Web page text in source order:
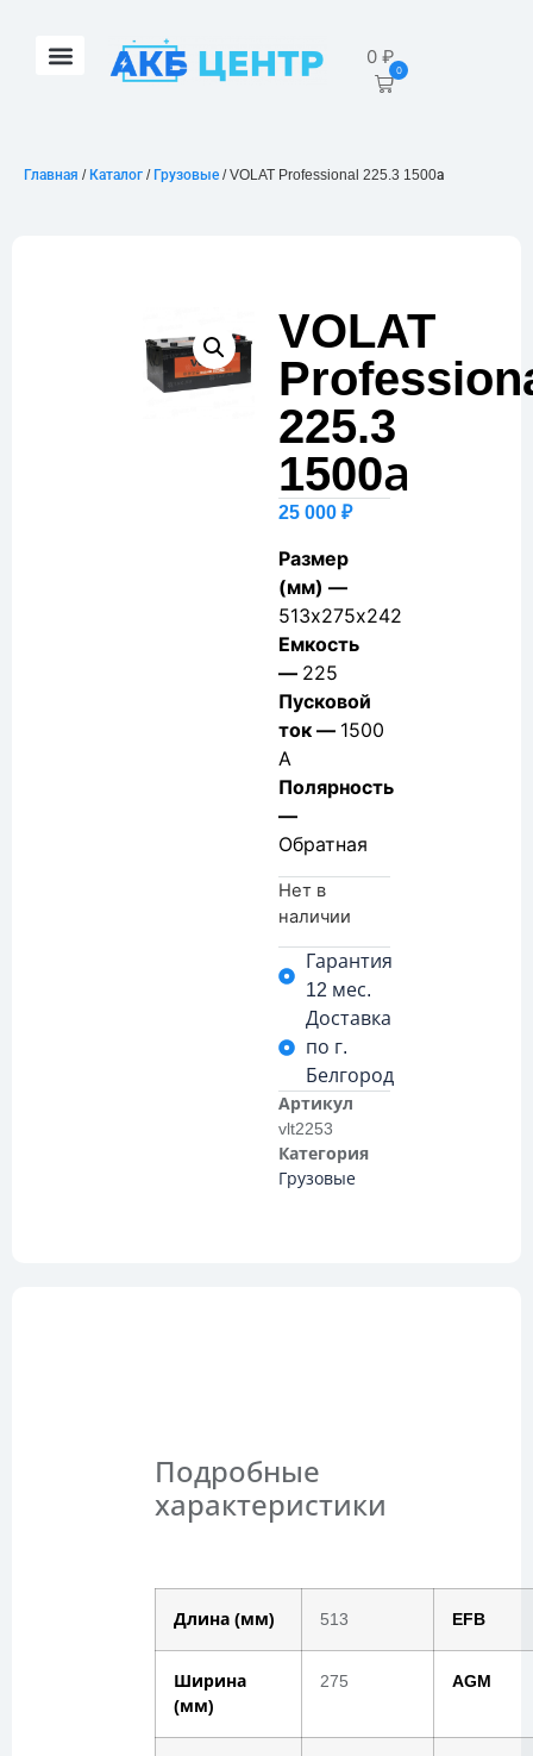
0₽
0
Главная / Каталог / Грузовые / VOLAT Professional 225.3 1500а
VOLAT
225.3
1500а
25 000 ₽
Размер
(мм) —
513х275х242
Емкость
— 225
Пусковой
ток — 1500
А
Полярность
—
Обратная
Нет в
наличии
Гарантия
12 мес.
Доставка
по г.
Белгород
Артикул
vlt2253
Категория
Грузовые
Подробные
характеристики
Длина (мм) 513 EFB
Ширина
(мм)
275 AGM